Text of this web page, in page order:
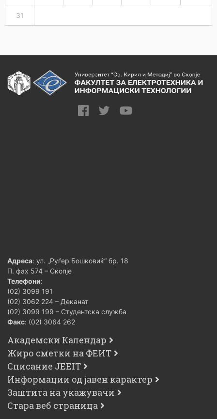
31
Адреса: ул. „Руѓер Бошковиќ“ бр. 18
П. фах 574 – Скопје
Телефони:
(02) 3099 191
(02) 3062 224 – Деканат
(02) 3099 199 – Студентска служба
Факс: (02) 3064 262
Академски Календар
Жиро сметки на ФЕИТ
Списание JEEIT
Информации од јавен карактер
Заштита на укажувачи
Стара веб страница